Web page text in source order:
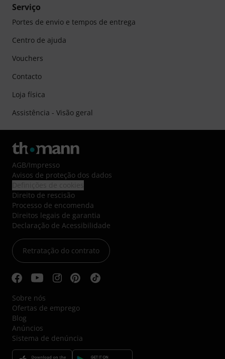
Serviço
Portes de envio e tempos de entrega
Centro de ajuda
Vouchers
Contacto
Loja física
Assistência - Visão geral
AGB/Impresso
Avisos de proteção dos dados
Direito de rescisão
Processo de encomenda
Direitos legais de garantia
Declaração de Acessibilidade
Retratação do contrato
Sobre nós
Ofertas de emprego
Blog
Anúncios
Sistema de denúncia